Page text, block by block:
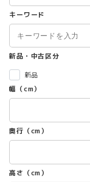
キーワード
新品・中古区分
新品
幅（cm）
奥行（cm）
高さ（cm）